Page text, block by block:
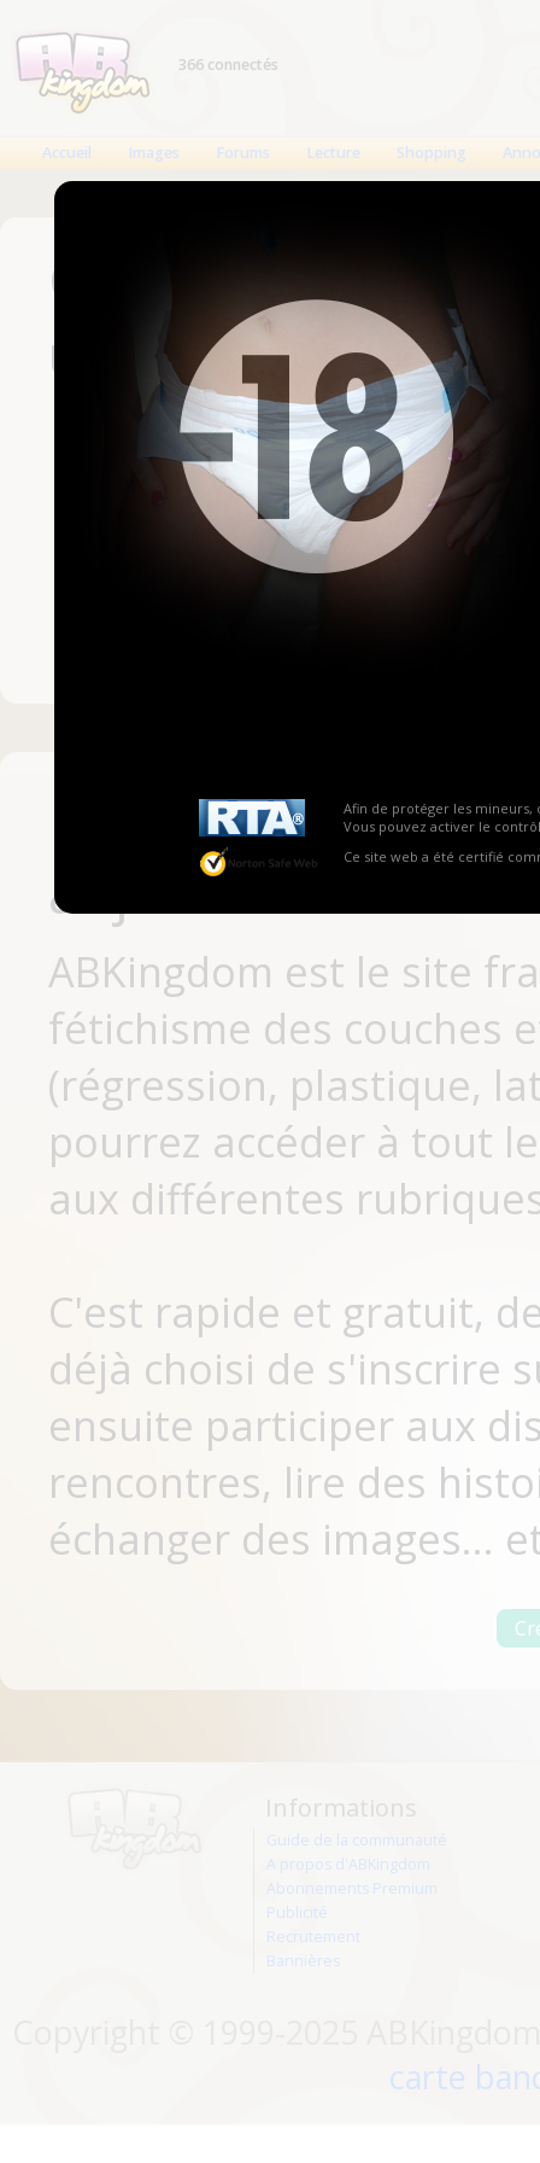
Afin de protéger les mineurs,
Vous pouvez activer le
Ce site web a été certifié
366 connectés
Accueil Images Forums Lecture Shopping
Connexion
Un compte est
Nom d'utilisateur
Mot de passe
Pas encore
aujourd'hui
ABKingdom est le site
fétichisme des couches
(régression, plastique,
pourrez accéder à tout
aux différentes
C'est rapide et gratuit,
déjà choisi de s'inscrire
ensuite participer aux
rencontres, lire des
échanger des images...
Informations
Guide de la communauté
A propos d'ABKingdom
Abonnements Premium
Publicité
Recrutement
Bannières
carte